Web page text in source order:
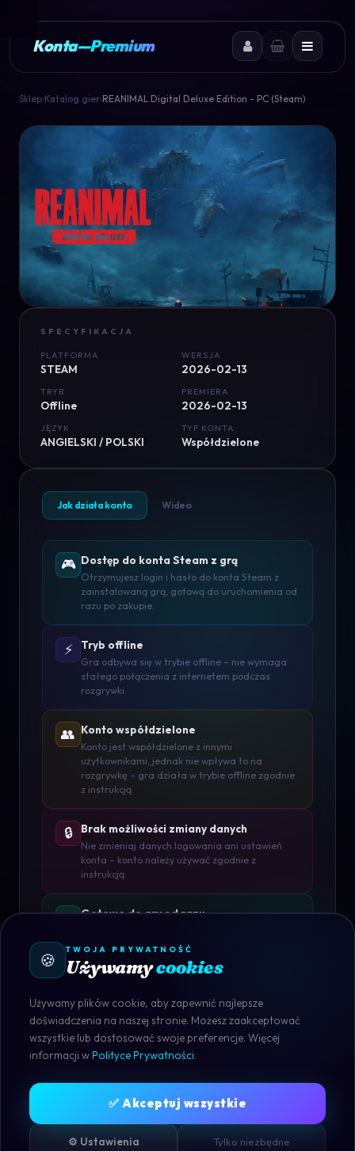
Konta—Premium
Sklep›Katalog gier›REANIMAL Digital Deluxe Edition - PC (Steam)
SPECYFIKACJA
PLATFORMA
STEAM
WERSJA
2026-02-13
TRYB
Offline
PREMIERA
2026-02-13
JĘZYK
ANGIELSKI / POLSKI
TYP KONTA
Współdzielone
Jak działa konto Wideo
🎮 Dostęp do konta Steam z grą
Otrzymujesz login i hasło do konta Steam z
zainstalowaną grą, gotową do uruchomienia od
razu po zakupie.
⚡ Tryb offline
Gra odbywa się w trybie offline – nie wymaga
stałego połączenia z internetem podczas
rozgrywki.
👥 Konto współdzielone
Konto jest współdzielone z innymi
użytkownikami, jednak nie wpływa to na
rozgrywkę – gra działa w trybie offline zgodnie
z instrukcją.
🔒 Brak możliwości zmiany danych
Nie zmieniaj danych logowania ani ustawień
konta – konto należy używać zgodnie z
instrukcją.
✅ Gotowe do gry od razu
wystarczy się zalogować i rozpocząć grę.
REANIMAL DIGITAL
DELUXE EDITION - PC
(STEAM)
KontoWspółdzielone
🍪
TWOJA PRYWATNOŚĆ
Używamycookies
Używamy plików cookie, aby zapewnić najlepsze
doświadczenia na naszej stronie. Możesz zaakceptować
wszystkie lub dostosować swoje preferencje. Więcej
informacji w Polityce Prywatności.
✅ Akceptuj wszystkie
⚙️ Ustawienia Tylko niezbędne